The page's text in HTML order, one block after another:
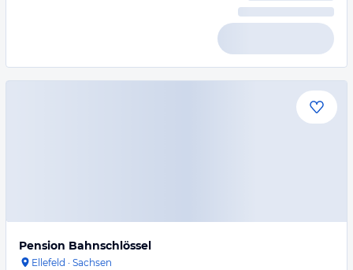
Pension Bahnschlössel
Ellefeld · Sachsen